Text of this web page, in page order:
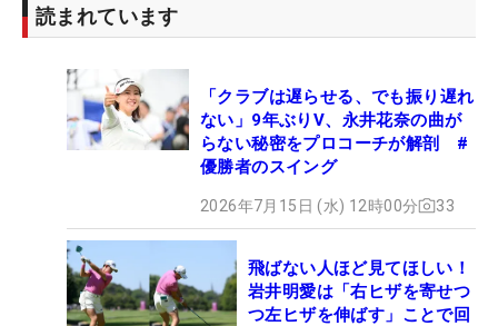
読まれています
「クラブは遅らせる、でも振り遅れ
ない」9年ぶりV、永井花奈の曲が
らない秘密をプロコーチが解剖 #
優勝者のスイング
2026年7月15日 (水) 12時00分 33
飛ばない人ほど見てほしい！
岩井明愛は「右ヒザを寄せつ
つ左ヒザを伸ばす」ことで回